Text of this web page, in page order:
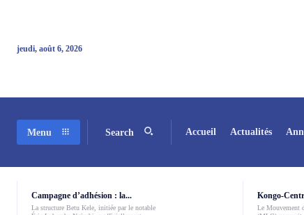
jeudi, août 6, 2026
Menu Search Accueil Actualités
Campagne d’adhésion : la...
La structure Betu Kele, initiée par le notable
Kongo-
Le Mouvement